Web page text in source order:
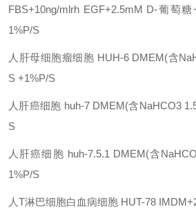
FBS+10ng/mlrh EGF+2.5mM D-葡萄
1%P/S
人肝母细胞瘤细胞 HUH-6 DMEM(含
S +1%P/S
人肝癌细胞 huh-7 DMEM(含NaHCO3
S
人肝癌细胞 huh-7.5.1 DMEM(含
1%P/S
人 T淋巴细胞白血病细胞 HUT-78